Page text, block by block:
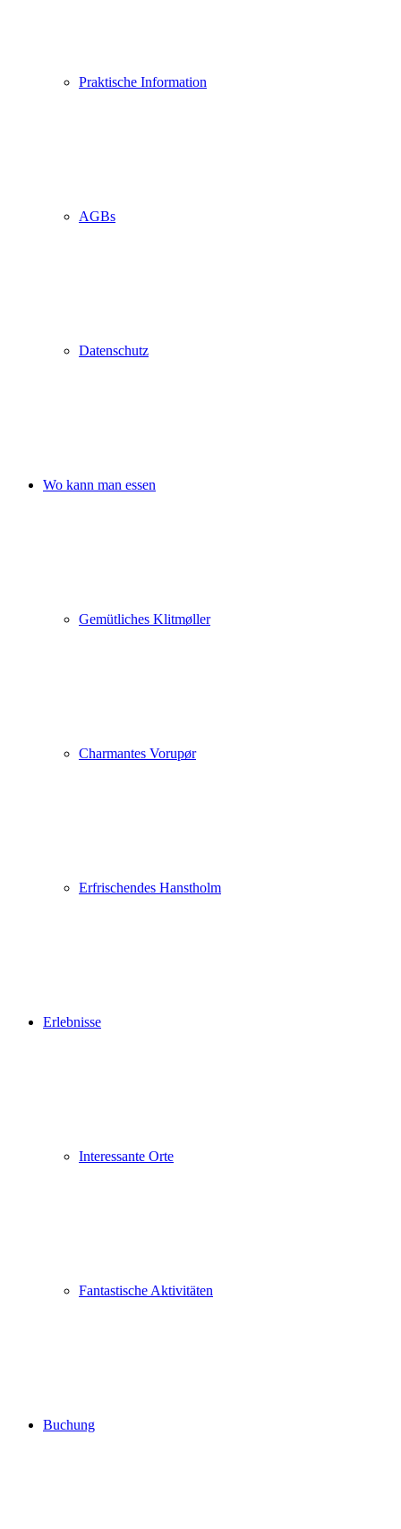
Praktische Information
AGBs
Datenschutz
Wo kann man essen
Gemütliches Klitmøller
Charmantes Vorupør
Erfrischendes Hanstholm
Erlebnisse
Interessante Orte
Fantastische Aktivitäten
Buchung